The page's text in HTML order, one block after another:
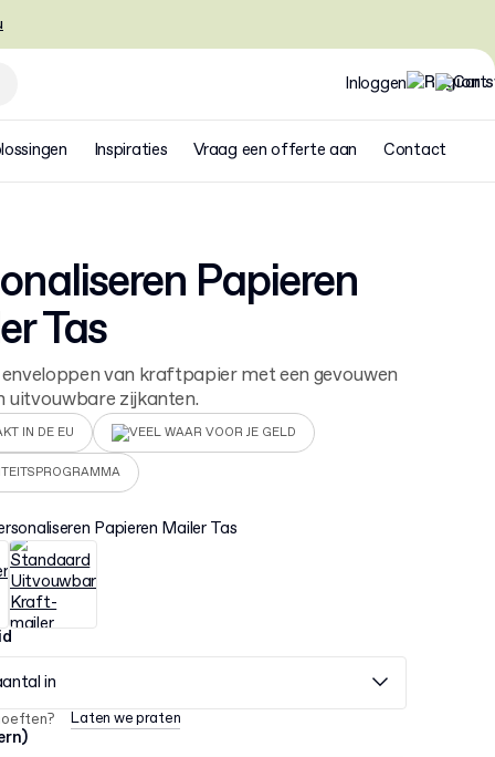
Inloggen
Inspiraties Vraag een offerte aan Contact
Papieren
Tas
van kraftpapier met een gevouwen
uitvouwbare zijkanten.
IN DE EU VEEL WAAR VOOR JE GELD
Papieren Mailer Tas
in
Laten we praten